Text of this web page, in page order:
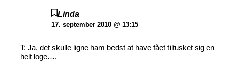
Linda
17. september 2010 @ 13:15
T: Ja, det skulle ligne ham bedst at have fået tiltusket sig en
helt loge….